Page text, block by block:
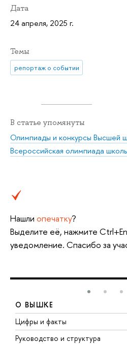
Дата
24 апреля, 2025 г.
Темы
репортаж о событии
В статье упомянуты
Олимпиады и конкурсы Высшей
Всероссийская олимпиада
Нашли опечатку?
Выделите её, нажмите
уведомление. Спасибо за
О ВЫШКЕ
Цифры и факты
Руководство и структура